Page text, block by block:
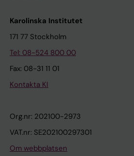
Karolinska Institutet
171 77 Stockholm
Tel: 08-524 800 00
Fax: 08-31 11 01
Kontakta KI
Org.nr: 202100-2973
VAT.nr: SE202100297301
Om webbplatsen